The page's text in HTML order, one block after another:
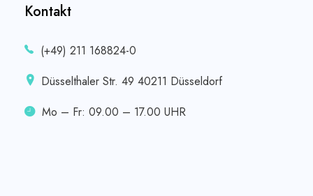
Kontakt
(+49) 211 168824-0
Düsselthaler Str. 49 40211 Düsseldorf
Mo – Fr: 09.00 – 17.00 UHR